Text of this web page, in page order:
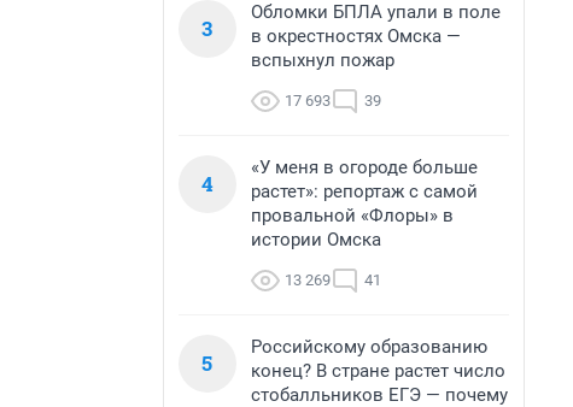
3
Обломки БПЛА упали в поле
в окрестностях Омска —
вспыхнул пожар
17 693 39
4
«У меня в огороде больше
растет»: репортаж с самой
провальной «Флоры» в
истории Омска
13 269 41
5
Российскому образованию
конец? В стране растет число
стобалльников ЕГЭ — почему